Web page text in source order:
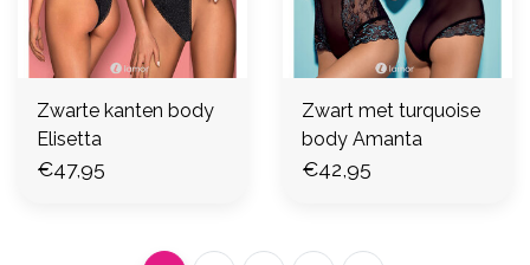
Zwarte kanten body
Elisetta
€47,95
Zwart met turquoise
body Amanta
€42,95